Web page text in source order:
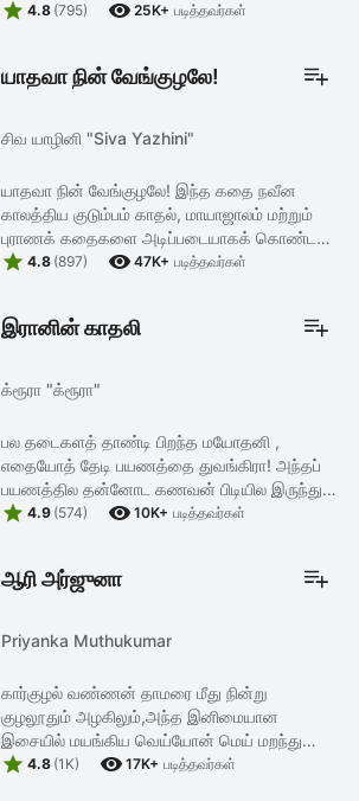
ஆரம்பித்து இந்த கற்பனைக்கு ஒரு வடிவம்
 4.8 (795)  25K+ படித்தவர்கள்
யாதவா நின் வேங்குழலே!
சிவ யாழினி "Siva Yazhini"
யாதவா நின் வேங்குழலே! இந்த கதை நவீன
காலத்திய குடும்பம் காதல், மாயாஜாலம் மற்றும்
புராணக் கதைகளை அடிப்படையாகக் கொண்ட
புனைவு கதை.
 4.8 (897)  47K+ படித்தவர்கள்
இரானின் காதலி
க்ரூரா "க்ரூரா"
பல தடைகளத் தாண்டி பிறந்த மயோதனி ,
எதையோத் தேடி பயணத்தை துவங்கிரா! அந்தப்
பயணத்தில தன்னோட கணவன் பிடியில இருந்து
தப்பிச்சு தான் இலக்கு என்னன்னு கண்டுபிடிச்சு,
 4.9 (574)  10K+ படித்தவர்கள்
ஆரி அர்ஜுனா
Priyanka Muthukumar
கார்குழல் வண்ணன் தாமரை மீது நின்று
குழலூதும் அழகிலும்,அந்த இனிமையான
இசையில் மயங்கிய வெய்யோன் மெய் மறந்து
இருந்த வேளையிலும் தன் கடமையின் பொருட்டு
 4.8 (1K)  17K+ படித்தவர்கள்